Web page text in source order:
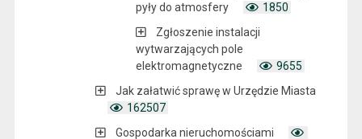
pyły do atmosfery
1850
Zgłoszenie instalacji
wytwarzających pole
elektromagnetyczne
9655
Jak załatwić sprawę w Urzędzie Miasta
162507
Gospodarka nieruchomościami